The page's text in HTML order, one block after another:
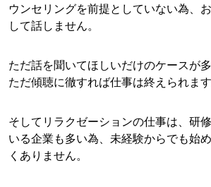
ウンセリングを前提としていない為、
して話しません。
ただ話を聞いてほしいだけのケースが
ただ傾聴に徹すれば仕事は終えられます
そしてリラクゼーションの仕事は、研
いる企業も多い為、未経験からでも始
くありません。